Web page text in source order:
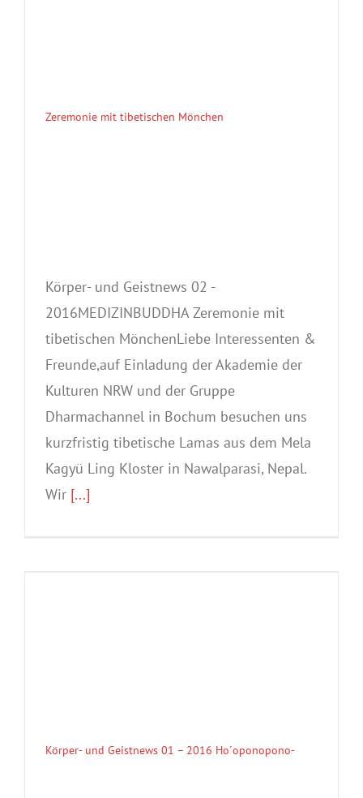
Zeremonie mit tibetischen Mönchen
Körper- und Geistnews 02 -
2016MEDIZINBUDDHA Zeremonie mit
tibetischen MönchenLiebe Interessenten &
Freunde,auf Einladung der Akademie der
Kulturen NRW und der Gruppe
Dharmachannel in Bochum besuchen uns
kurzfristig tibetische Lamas aus dem Mela
Kagyü Ling Kloster in Nawalparasi, Nepal.
Wir [...]
Körper- und Geistnews 01 – 2016 Ho´oponopono-